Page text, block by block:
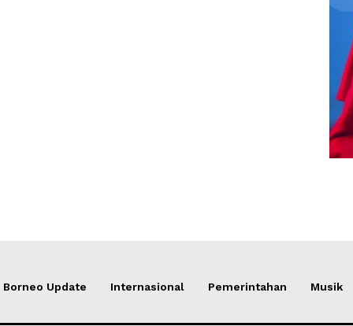
Borneo Update Internasional Pemerintahan Musik